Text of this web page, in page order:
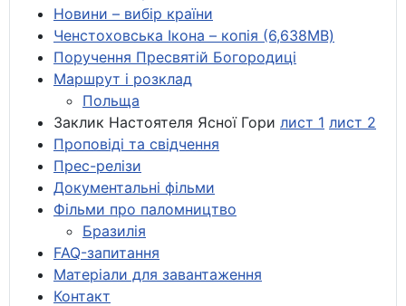
Новини – вибір країни
Ченстоховська Ікона – копія (6,638MB)
Поручення Пресвятій Богородиці
Маршрут і розклад
Польща
Заклик Настоятеля Ясної Гори лист 1 лист 2
Проповіді та свідчення
Прес-релізи
Документальні фільми
Фільми про паломництво
Бразилія
FAQ-запитання
Матеріали для завантаження
Контакт